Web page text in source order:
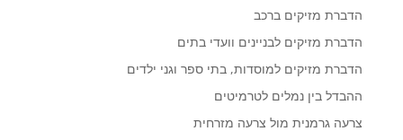
הדברת מזיקים ברכב
הדברת מזיקים לבניינים וועדי בתים
הדברת מזיקים למוסדות, בתי ספר וגני ילדים
ההבדל בין נמלים לטרמיטים
צרעה גרמנית מול צרעה מזרחית